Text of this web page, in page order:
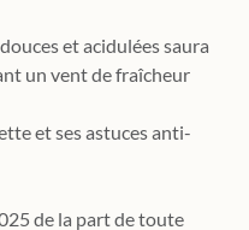
et acidulées saura
un vent de fraîcheur
et ses astuces anti-
de la part de toute